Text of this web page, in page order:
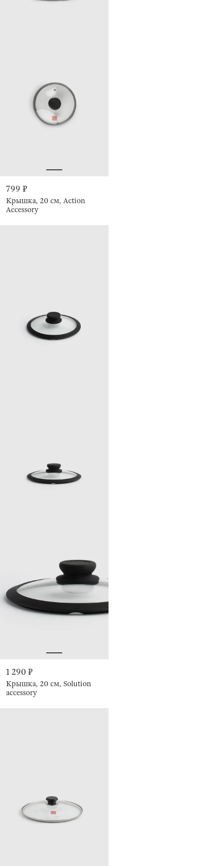
799 ₽
Крышка, 20 см, Action
Accessory
1 290 ₽
Крышка, 20 см, Solution
accessory